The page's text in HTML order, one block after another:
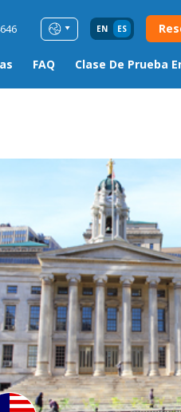
EN ES
FAQ Clase De Prueba